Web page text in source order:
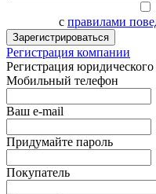
с правилами
Зарегистрироваться
Регистрация компании
Регистрация
Мобильный телефон
Ваш e-mail
Придумайте пароль
Покупатель